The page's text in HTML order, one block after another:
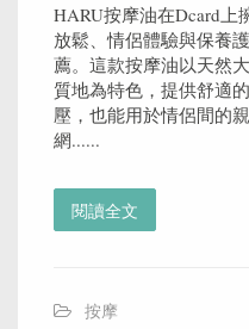
HARU按摩油在Dcard上
放鬆、情侶體驗與保養
薦。這款按摩油以天然
質地為特色，提供舒適
壓，也能用於情侶間的
網......
閱讀全文
按摩